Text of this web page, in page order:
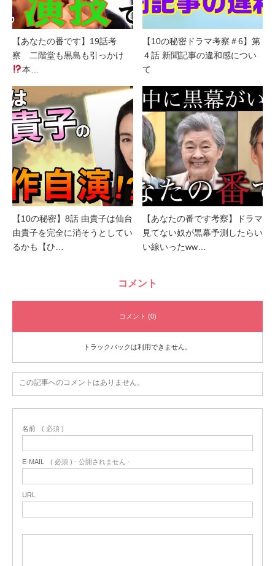
【あなたの番です】19話考
察 二階堂も黒島も引っかけ
本…
【10の秘密ドラマ考察＃6】第
４話 新聞記事の違和感につい
て
【10の秘密】8話 由貴子は仙台
由貴子を完全に消そうとしてい
るかも【ひ…
【あなたの番です考察】ドラマ
見てない奴が黒幕予測したらい
い線いったww…
コメント
コメント (0)
トラックバックは利用できません。
この記事へのコメントはありません。
名前 ( 必須 )
E-MAIL ( 必須 ) - 公開されません -
URL